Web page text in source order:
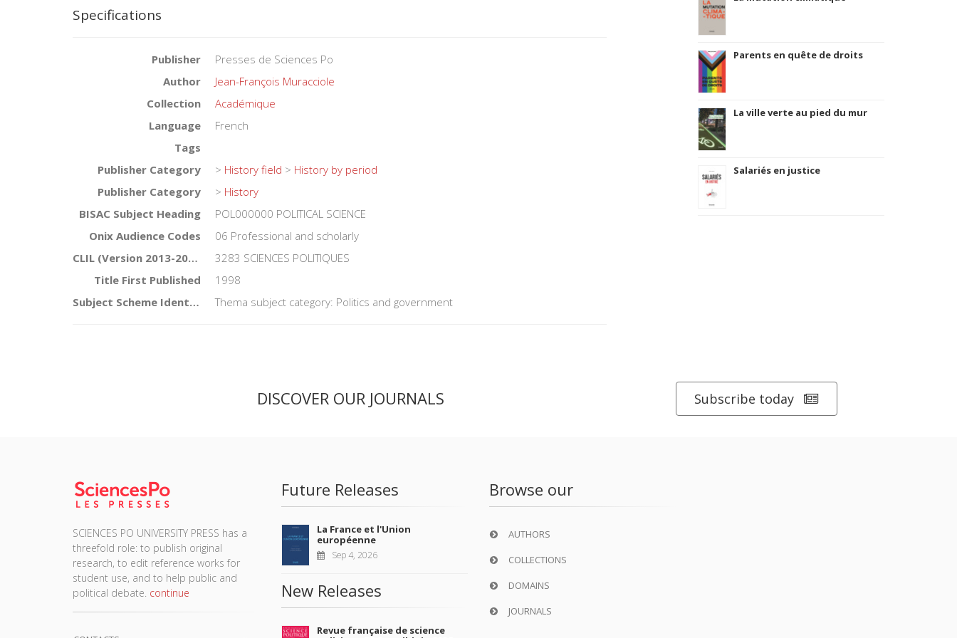
Specifications
Publisher
Presses de Sciences Po
Author
Jean-François Muracciole
Collection
Académique
Language
French
Tags
Publisher Category
> History field > History by period
Publisher Category
> History
BISAC Subject Heading
POL000000 POLITICAL SCIENCE
Onix Audience Codes
06 Professional and scholarly
CLIL (Version 2013-2019)
3283 SCIENCES POLITIQUES
Title First Published
1998
Subject Scheme Identifier Code
Thema subject category: Politics and government
Parents en quête de droits
La ville verte au pied du mur
Salariés en justice
DISCOVER OUR JOURNALS Subscribe today
SCIENCES PO UNIVERSITY PRESS has a
threefold role: to publish original
research, to edit reference works for
student use, and to help public and
political debate. continue
Future Releases
La France et l'Union
européenne
Sep 4, 2026
New Releases
Revue française de science
Browse our
AUTHORS
COLLECTIONS
DOMAINS
JOURNALS